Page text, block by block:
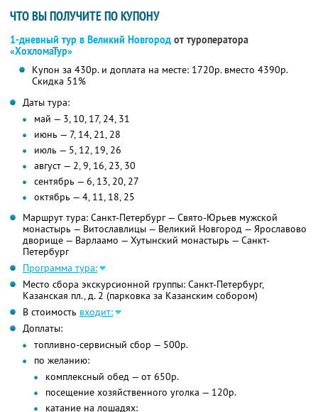
ЧТО ВЫ ПОЛУЧИТЕ ПО КУПОНУ
1-дневный тур в Великий Новгород от туроператора
«ХохломаТур»
Купон за 430р. и доплата на месте: 1720р. вместо 4390р.
Скидка 51%
Даты тура:
май — 3, 10, 17, 24, 31
июнь — 7, 14, 21, 28
июль — 5, 12, 19, 26
август — 2, 9, 16, 23, 30
сентябрь — 6, 13, 20, 27
октябрь — 4, 11, 18, 25
Маршрут тура: Санкт-Петербург — Свято-Юрьев мужской
монастырь — Витославлицы — Великий Новгород — Ярославово
дворище — Варлаамо — Хутынский монастырь — Санкт-
Петербург
Программа тура:
Место сбора экскурсионной группы: Санкт-Петербург,
Казанская пл., д. 2 (парковка за Казанским собором)
В стоимость входит:
Доплаты:
топливно-сервисный сбор — 500р.
по желанию:
комплексный обед — от 650р.
посещение хозяйственного уголка — 120р.
катание на лошадях: